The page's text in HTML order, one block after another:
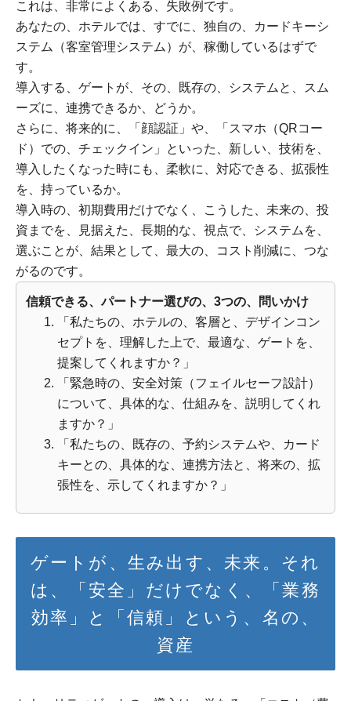
これは、非常によくある、失敗例です。
あなたの、ホテルでは、すでに、独自の、カードキーシ
ステム（客室管理システム）が、稼働しているはずで
す。
導入する、ゲートが、その、既存の、システムと、スム
ーズに、連携できるか、どうか。
さらに、将来的に、「顔認証」や、「スマホ（QRコー
ド）での、チェックイン」といった、新しい、技術を、
導入したくなった時にも、柔軟に、対応できる、拡張性
を、持っているか。
導入時の、初期費用だけでなく、こうした、未来の、投
資までを、見据えた、長期的な、視点で、システムを、
選ぶことが、結果として、最大の、コスト削減に、つな
がるのです。
信頼できる、パートナー選びの、3つの、問いかけ
「私たちの、ホテルの、客層と、デザインコン
セプトを、理解した上で、最適な、ゲートを、
提案してくれますか？」
「緊急時の、安全対策（フェイルセーフ設計）
について、具体的な、仕組みを、説明してくれ
ますか？」
「私たちの、既存の、予約システムや、カード
キーとの、具体的な、連携方法と、将来の、拡
張性を、示してくれますか？」
ゲートが、生み出す、未来。それ
は、「安全」だけでなく、「業務
効率」と「信頼」という、名の、
資産